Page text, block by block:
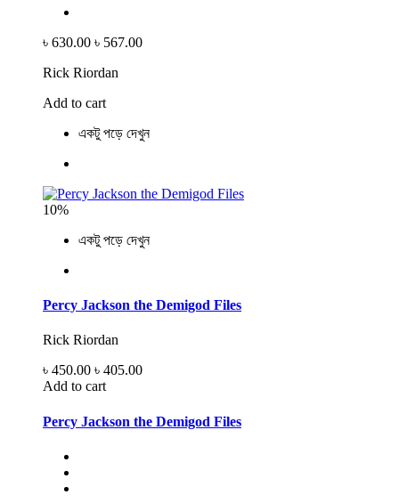
৳ 630.00 ৳ 567.00
Rick Riordan
Add to cart
একটু পড়ে দেখুন
10%
একটু পড়ে দেখুন
Percy Jackson the Demigod Files
Rick Riordan
৳ 450.00 ৳ 405.00
Add to cart
Percy Jackson the Demigod Files